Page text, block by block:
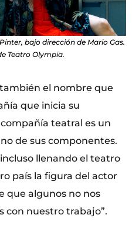
bajo dirección de Mario Gas.
Teatro Olympia.
el nombre que
que inicia su
teatral es un
de sus componentes.
incluso llenando el teatro
país la figura del actor
que algunos no nos
con nuestro trabajo”.